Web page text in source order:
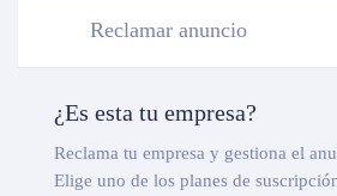
Reclamar anuncio
¿Es esta tu empresa?
Reclama tu empresa y gestiona el
Elige uno de los planes de